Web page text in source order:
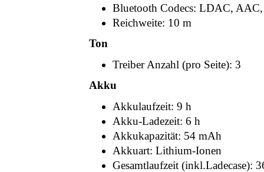
Bluetooth Codecs: LDAC,
Reichweite: 10 m
Ton
Treiber Anzahl (pro Seite): 3
Akku
Akkulaufzeit: 9 h
Akku-Ladezeit: 6 h
Akkukapazität: 54 mAh
Akkuart: Lithium-Ionen
Gesamtlaufzeit (inkl.Ladecase):